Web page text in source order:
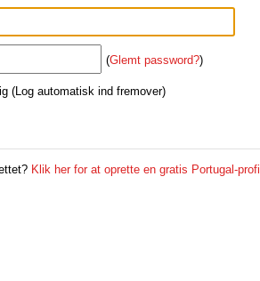
(Glemt password?)
(Log automatisk ind fremover)
Klik her for at oprette en gratis Portugal-profil